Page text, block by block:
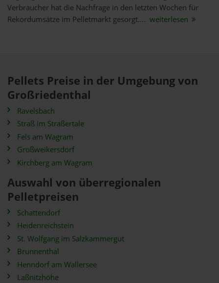
Verbraucher hat die Nachfrage in den letzten Wochen für
Rekordumsätze im Pelletmarkt gesorgt.... weiterlesen
Pellets Preise in der Umgebung von
Großriedenthal
Ravelsbach
Straß im Straßertale
Fels am Wagram
Großweikersdorf
Kirchberg am Wagram
Auswahl von überregionalen
Pelletpreisen
Schattendorf
Heidenreichstein
St. Wolfgang im Salzkammergut
Brunnenthal
Henndorf am Wallersee
Laßnitzhöhe